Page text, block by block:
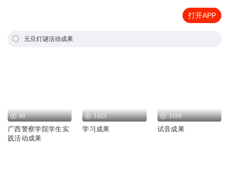
打开APP
元旦灯谜活动成果
88
广西警察学院学生实
践活动成果
1023
学习成果
3199
试音成果